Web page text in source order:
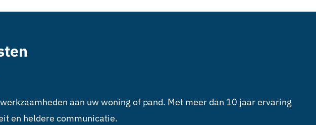
aan uw woning of pand. Met meer dan 10 jaar ervaring
en heldere communicatie.